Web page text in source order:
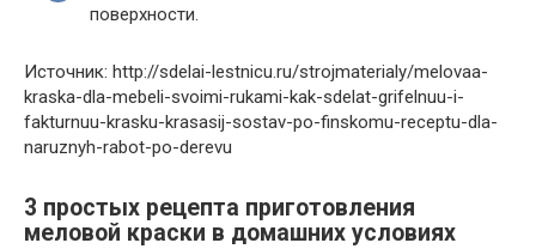
поверхности.
Источник: http://sdelai-lestnicu.ru/strojmaterialy/melovaa-
kraska-dla-mebeli-svoimi-rukami-kak-sdelat-grifelnuu-i-
fakturnuu-krasku-krasasij-sostav-po-finskomu-receptu-dla-
naruznyh-rabot-po-derevu
3 простых рецепта приготовления
меловой краски в домашних условиях